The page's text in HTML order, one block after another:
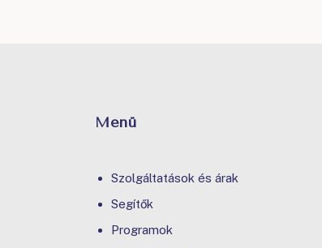
Menü
Szolgáltatások és árak
Segítők
Programok